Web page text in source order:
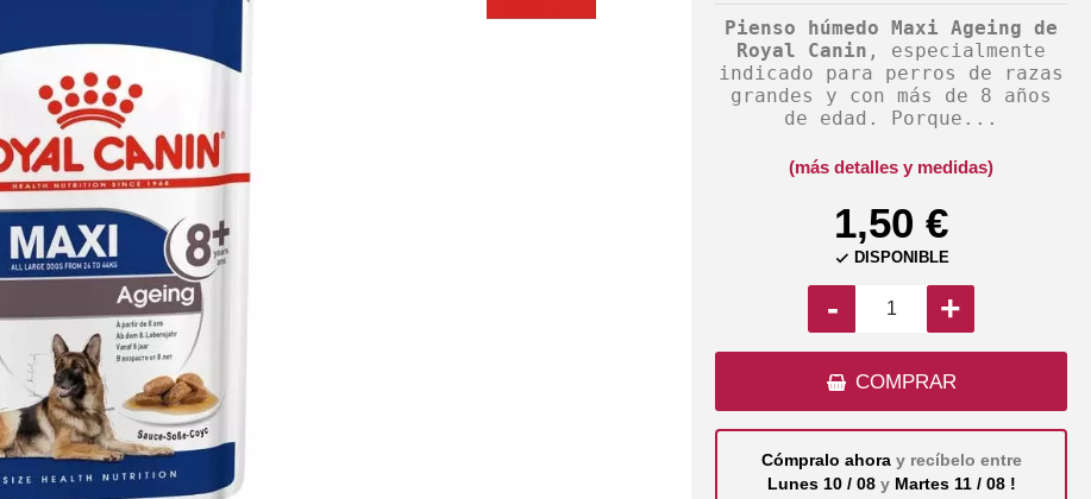
Pienso húmedo Maxi Ageing de
Royal Canin , especialmente
indicado para perros de razas
grandes y con más de 8 años
de edad. Porque...
(más detalles y medidas)
1,50 €
 DISPONIBLE
- +
COMPRAR
Cómpralo ahora y recíbelo entre
Lunes 10 / 08 y Martes 11 / 08 !